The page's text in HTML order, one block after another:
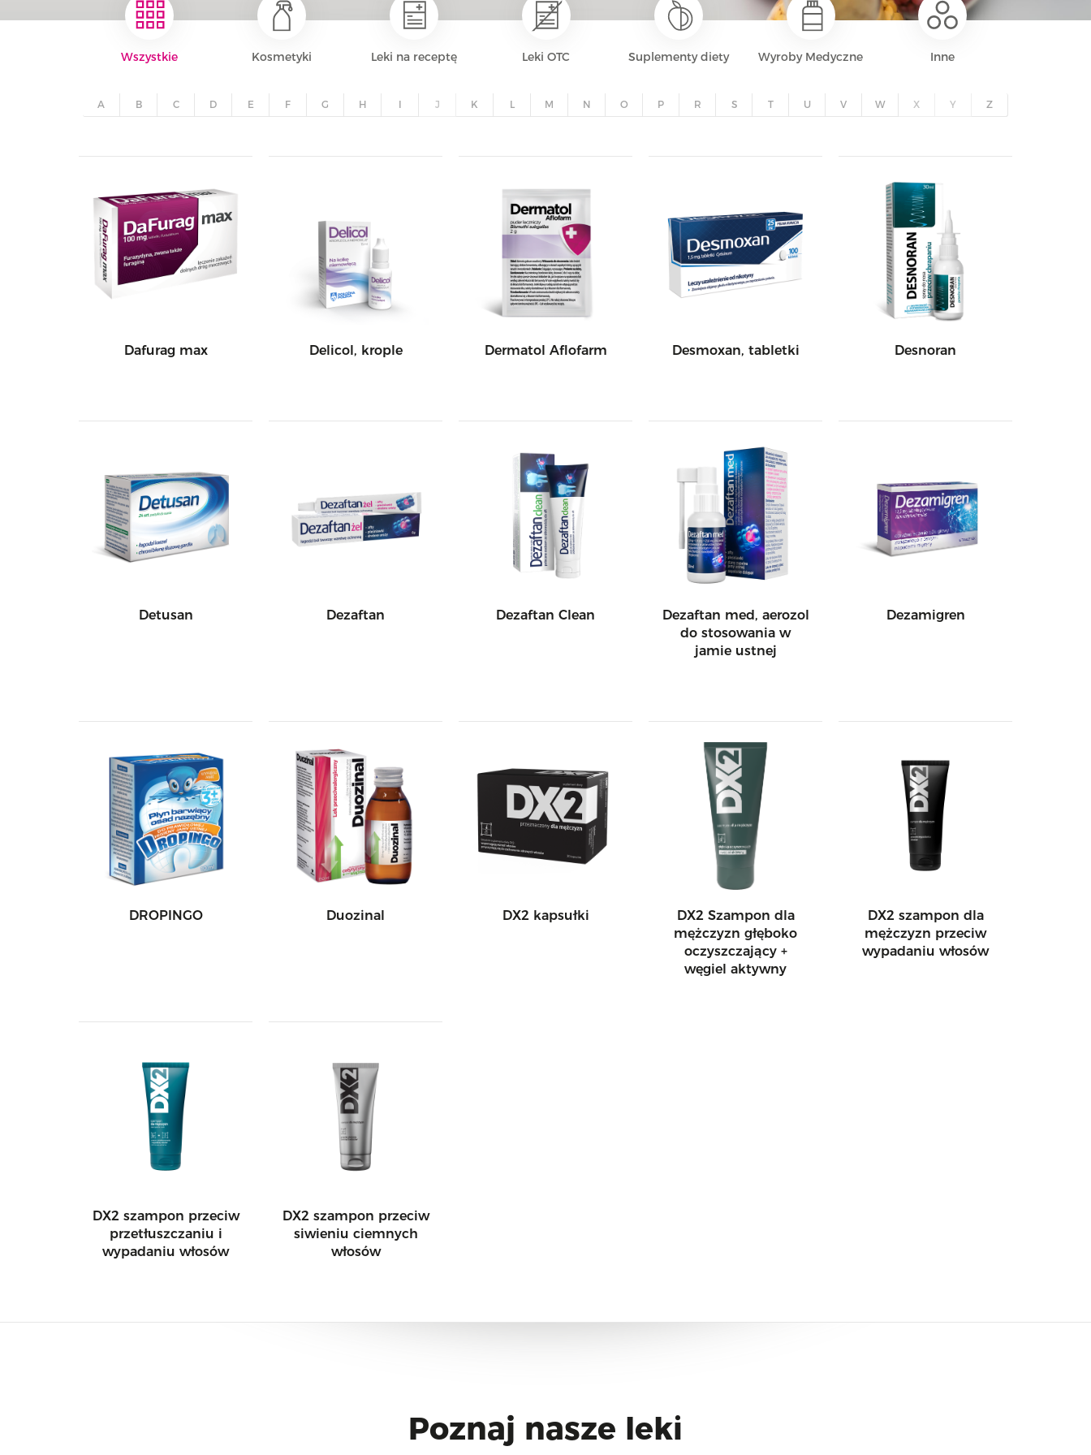
Wszystkie Kosmetyki Leki na receptę Leki OTC Suplementy diety Wyroby Medyczne Inne
A B C D E F G H I J K L M N O P R S T U V W X Y Z
Dafurag max Delicol, krople Dermatol Aflofarm Desmoxan, tabletki Desnoran
Detusan Dezaftan Dezaftan Clean
Dezaftan med, aerozol
do stosowania w
jamie ustnej
Dezamigren
DROPINGO Duozinal DX2 kapsułki
DX2 Szampon dla
mężczyzn głęboko
oczyszczający +
węgiel aktywny
DX2 szampon dla
mężczyzn przeciw
wypadaniu włosów
DX2 szampon przeciw
przetłuszczaniu i
wypadaniu włosów
DX2 szampon przeciw
siwieniu ciemnych
włosów
Poznaj nasze leki